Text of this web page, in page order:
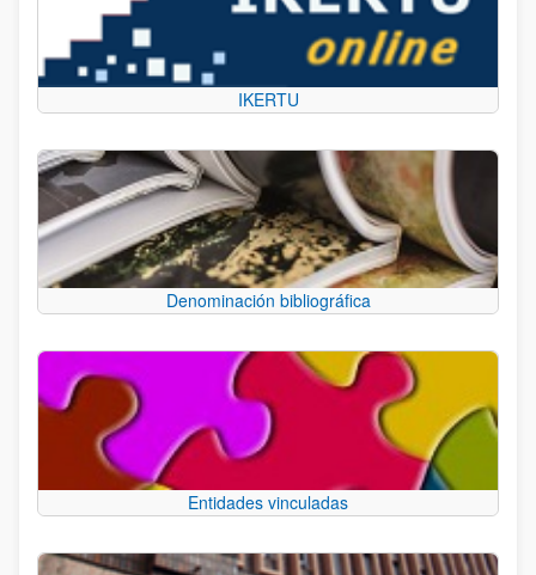
IKERTU
Denominación bibliográfica
Entidades vinculadas